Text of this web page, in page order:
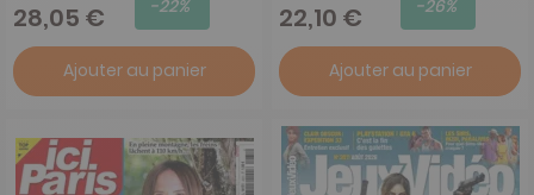
28,05 € -22%
Ajouter au panier
22,10 € -26%
Ajouter au panier